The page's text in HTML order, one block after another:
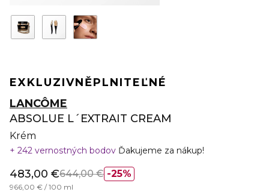
EXKLUZIVNĚPLNITEĽNÉ
LANCÔME
ABSOLUE L´EXTRAIT CREAM
Krém
242 vernostných bodov Ďakujeme za nákup!
25%
483,00 €644,00 €
966,00 € / 100 ml